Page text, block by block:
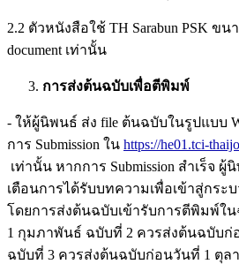
2.2 ตัวหนังสือใช้ TH Sarabun PSK ขน
document เท่านั้น
การส่งต้นฉบับเพื่อตีพิมพ์
- ให้ผู้นิพนธ์ ส่ง file ต้นฉบับในรูปแบบ
การ Submission ใน https://he01.tci-
เท่านั้น หากการ Submission สำเร็จ ผู้
เตือนการได้รับบทความเพื่อเข้าสู่กระ
โดยการส่งต้นฉบับเข้ารับการตีพิมพ์ใ
1 กุมภาพันธ์ ฉบับที่ 2 ควรส่งต้นฉบับก่
ฉบับที่ 3 ควรส่งต้นฉบับก่อนวันที่ 1 ตุ